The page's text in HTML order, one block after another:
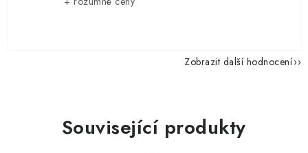
Zobrazit další hodnocení
Související produkty